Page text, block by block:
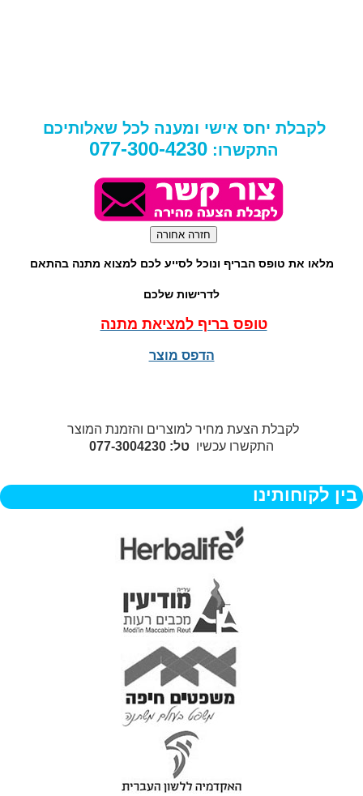
לקבלת יחס אישי ומענה לכל שאלותיכם
התקשרו: 077-300-4230
מלאו את טופס הבריף ונוכל לסייע לכם למצוא מתנה בהתאם
לדרישות שלכם
טופס בריף למציאת מתנה
הדפס מוצר
לקבלת הצעת מחיר למוצרים והזמנת המוצר
התקשרו עכשיו טל: 077-3004230
בין לקוחותינו